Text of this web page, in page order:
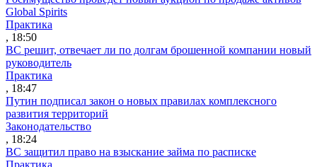
Global Spirits
Практика
, 18:50
ВС решит, отвечает ли по долгам брошенной компании новый
руководитель
Практика
, 18:47
Путин подписал закон о новых правилах комплексного
развития территорий
Законодательство
, 18:24
ВС защитил право на взыскание займа по расписке
Практика